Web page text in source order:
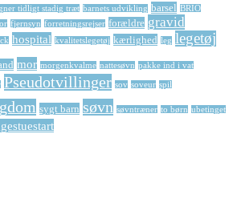
tidligt stadig træt barnets udvikling barsel BRIO
fjernsyn forretningsrejser forældre gravid
hospital kvalitetslegetøj kærlighed leg legetøj
mor morgenkvalme nattesøvn pakke ind i vat
Pseudotvillinger sov soveur spil
sygt barn søvn søvntræner to børn ubetinget